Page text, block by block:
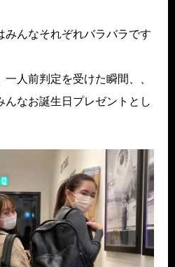
みんなそれぞれバラバラです
人前判定を受けた瞬間、、
んなお誕生日プレゼントとし